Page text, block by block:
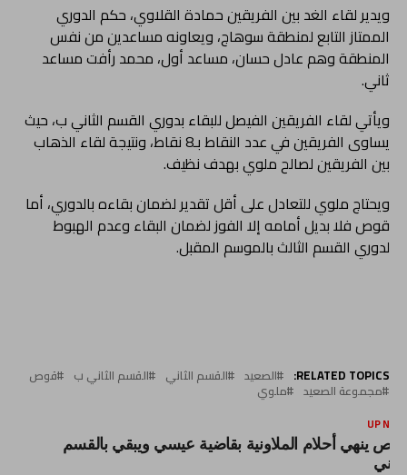
ويدير لقاء الغد بين الفريقين حمادة القلاوي، حكم الدوري
الممتاز التابع لمنطقة سوهاج، ويعاونه مساعدين من نفس
المنطقة وهم عادل حسان، مساعد أول، محمد رأفت مساعد
ثاني.
ويأتي لقاء الفريقين الفيصل للبقاء بدوري القسم الثاني ب، حيث
يساوى الفريقين في عدد النقاط بـ8 نقاط، ونتيجة لقاء الذهاب
بين الفريقين لصالح ملوي بهدف نظيف.
ويحتاج ملوي للتعادل على أقل تقدير لضمان بقاءه بالدوري، أما
قوص فلا بديل أمامه إلا الفوز لضمان البقاء وعدم الهبوط
لدوري القسم الثالث بالموسم المقبل.
RELATED TOPICS: الصعيد القسم الثاني القسم الثاني ب قوص
مجموعة الصعيد ملوي
UP
ينهي أحلام الملاونية بقاضية عيسي ويبقي بالقسم